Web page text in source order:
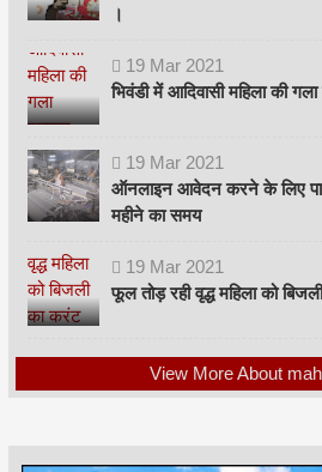
।
19 Mar 2021
भिवंडी में आदिवासी महिला की गला
19 Mar 2021
ऑनलाइन आवेदन करने के लिए
महीने का समय
19 Mar 2021
फूल तोड़ रही वृद्ध महिला को
View More About